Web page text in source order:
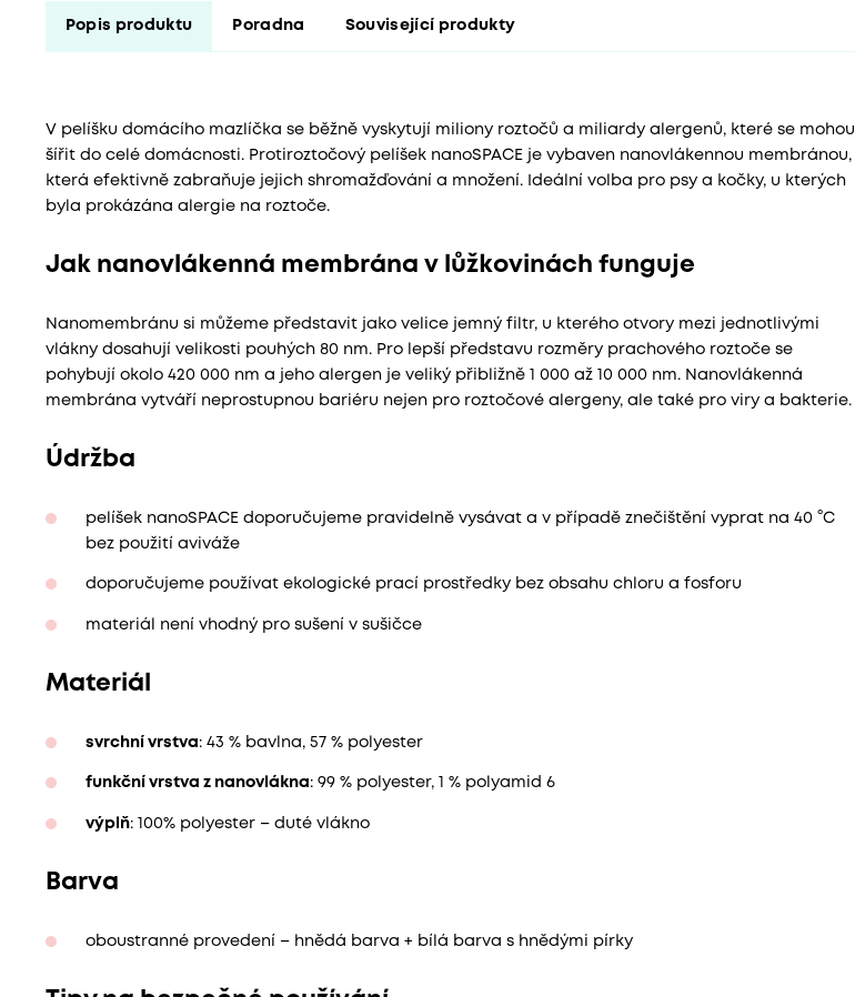
Popis produktu Poradna Související produkty
V pelíšku domácího mazlíčka se běžně vyskytují miliony roztočů a miliardy alergenů, které se mohou
šířit do celé domácnosti. Protiroztočový pelíšek nanoSPACE je vybaven nanovlákennou membránou,
která efektivně zabraňuje jejich shromažďování a množení. Ideální volba pro psy a kočky, u kterých
byla prokázána alergie na roztoče.
Jak nanovlákenná membrána v lůžkovinách funguje
Nanomembránu si můžeme představit jako velice jemný filtr, u kterého otvory mezi jednotlivými
vlákny dosahují velikosti pouhých 80 nm. Pro lepší představu rozměry prachového roztoče se
pohybují okolo 420 000 nm a jeho alergen je veliký přibližně 1 000 až 10 000 nm. Nanovlákenná
membrána vytváří neprostupnou bariéru nejen pro roztočové alergeny, ale také pro viry a bakterie.
Údržba
pelíšek nanoSPACE doporučujeme pravidelně vysávat a v případě znečištění vyprat na 40 °C
bez použití aviváže
doporučujeme používat ekologické prací prostředky bez obsahu chloru a fosforu
materiál není vhodný pro sušení v sušičce
Materiál
svrchní vrstva: 43 % bavlna, 57 % polyester
funkční vrstva z nanovlákna : 99 % polyester, 1 % polyamid 6
výplň: 100% polyester – duté vlákno
Barva
oboustranné provedení – hnědá barva + bílá barva s hnědými pírky